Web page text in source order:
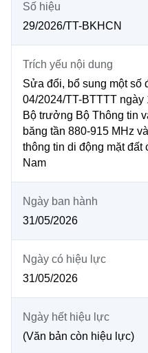
Bưu chính, Viễn thông
Sở hữu trí tuệ
Tiêu chuẩn, đo lường,
Năng lượng nguyên tử
Tin tổng hợp
Tin địa phương
Văn bản chỉ đạo điều
Lấy ý kiến người dân về
THỐNG KÊ
Khoa học và Công nghệ
Đổi mới sáng tạo
Chuyển đổi số
Bưu chính, Viễn thông
Tiêu chuẩn, đo lường,
Năng lượng nguyên tử
THƯ ĐIỆN TỬ
Khác
Videos
Ảnh
Nhiệm vụ trọng tâm
Vietnamese
Số hiệu
29/2026/TT-BKHCN
Trích yếu nội dung
Sửa đổi, bổ sung một số
04/2024/TT-BTTTT ngày
Bộ trưởng Bộ Thông tin
băng tần 880-915 MHz
thông tin di động mặt đất
Nam
Ngày ban hành
31/05/2026
Ngày có hiệu lực
31/05/2026
Ngày hết hiệu lực
(Văn bản còn hiệu lực)